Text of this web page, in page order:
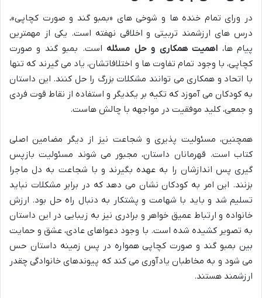
در ورای تمام خنده ها و شوخی های «بمبو گند و صورت کچاپی»،
درس های ارزشمند تربیتی و اخلاقی نهفته است. یکی از مهمترین
پیام ها، اهمیت همکاری و حل مسئله است. بمبو گند و صورت
کچاپی، با وجود تمام تفاوت ها و اختلافاتشان، یاد می گیرند که تنها
با اتحاد و همکاری می توانند مشکلات بزرگ را حل کنند. این داستان
به کودکان می آموزد که تکیه بر یکدیگر و استفاده از نقاط قوت فردی
و جمعی، کلید موفقیت در مواجهه با چالش هاست.
همچنین، مسئولیت پذیری و شجاعت نیز از دیگر مضامین اصلی
کتاب است. قهرمانان داستان، مجبور می شوند مسئولیت بازپس
گیری پس اندازشان را به عهده بگیرند و با شجاعت به دل ماجرا
بزنند. این امر به کودکان نشان می دهد که در برابر مشکلات نباید
تسلیم شد و باید با شهامت و پشتکار به دنبال راه حل بود. ارزش
خانواده و ارتباط عمیق خواهر و برادری نیز به زیبایی در این داستان
به تصویر کشیده شده است. با وجود دعواهای عادی، عشق و حمایت
بین بمبو گند و صورت کچاپی همواره در پس زمینه داستان حس
می شود و به مخاطبان یادآوری می کند که پیوندهای خانوادگی چقدر
ارزشمند هستند.